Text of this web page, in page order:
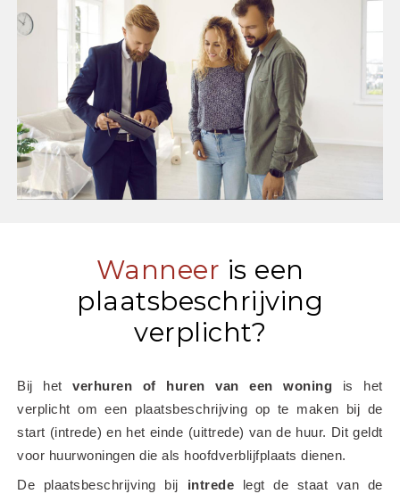
Wanneer is een
plaatsbeschrijving
verplicht?
Bij het verhuren of huren van een woning is het
verplicht om een plaatsbeschrijving op te maken bij de
start (intrede) en het einde (uittrede) van de huur. Dit geldt
voor huurwoningen die als hoofdverblijfplaats dienen.
De plaatsbeschrijving bij intrede legt de staat van de